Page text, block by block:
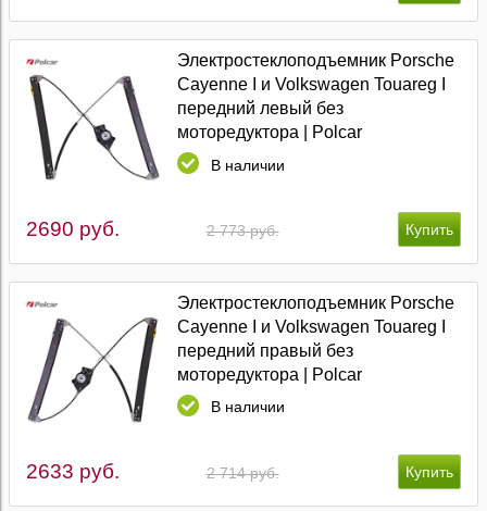
Электростеклоподъемник Porsche
Cayenne I и Volkswagen Touareg I
передний левый без
моторедуктора | Polcar
В наличии
2 773 руб.
2690 руб.
Электростеклоподъемник Porsche
Cayenne I и Volkswagen Touareg I
передний правый без
моторедуктора | Polcar
В наличии
2 714 руб.
2633 руб.